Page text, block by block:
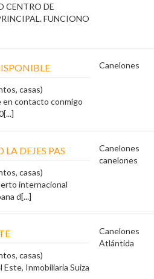
CENTRO DE
FUNCIONO
casas)
en contacto conmigo
Canelones
DEJES PAS
casas)
internacional
d[...]
Canelones
canelones
casas)
Inmobiliaria Suiza
Canelones
Atlántida